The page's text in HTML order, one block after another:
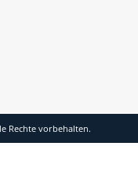
Rechte vorbehalten.